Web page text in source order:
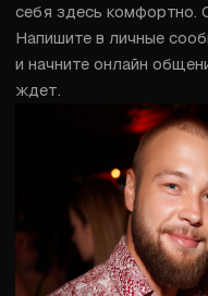
себя здесь комфортно.
Напишите в личные
и начните онлайн
ждет.